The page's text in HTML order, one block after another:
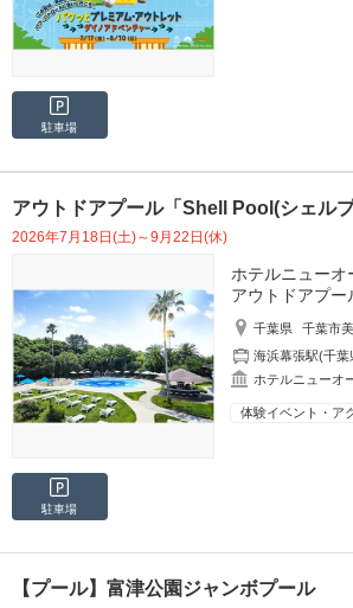
駐車場
アウトドアプール「Shell Pool(シェルプ
2026年7月18日(土)～9月22日(休)
ホテルニュー
アウトドアプー
千葉県
千葉市
海浜幕張駅(千葉
ホテルニューオ
体験イベント・ア
駐車場
【プール】富津公園ジャンボプール